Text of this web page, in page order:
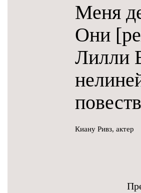
Меня
Они
Лилли
Киану Ривз, актер